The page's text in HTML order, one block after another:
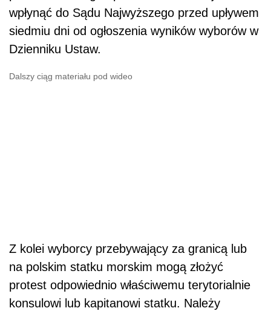
wpłynąć do Sądu Najwyższego przed upływem
siedmiu dni od ogłoszenia wyników wyborów w
Dzienniku Ustaw.
Dalszy ciąg materiału pod wideo
Z kolei wyborcy przebywający za granicą lub
na polskim statku morskim mogą złożyć
protest odpowiednio właściwemu terytorialnie
konsulowi lub kapitanowi statku. Należy